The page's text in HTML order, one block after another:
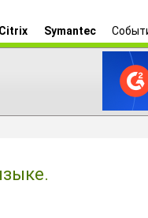
Citrix Symantec